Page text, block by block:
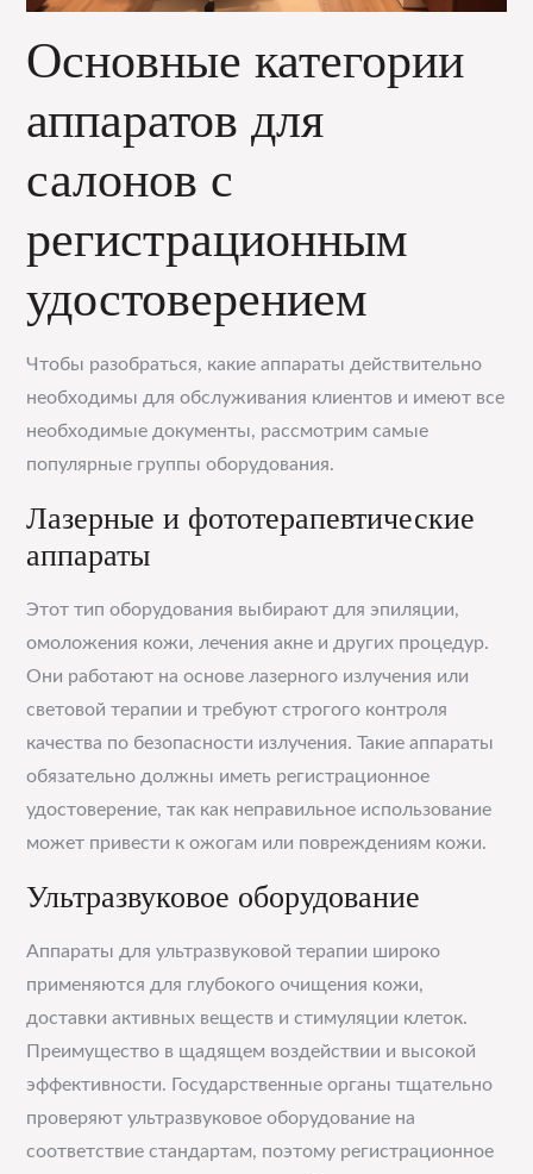
Основные категории
аппаратов для
салонов с
регистрационным
удостоверением
Чтобы разобраться, какие аппараты действительно
необходимы для обслуживания клиентов и имеют все
необходимые документы, рассмотрим самые
популярные группы оборудования.
Лазерные и фототерапевтические
аппараты
Этот тип оборудования выбирают для эпиляции,
омоложения кожи, лечения акне и других процедур.
Они работают на основе лазерного излучения или
световой терапии и требуют строгого контроля
качества по безопасности излучения. Такие аппараты
обязательно должны иметь регистрационное
удостоверение, так как неправильное использование
может привести к ожогам или повреждениям кожи.
Ультразвуковое оборудование
Аппараты для ультразвуковой терапии широко
применяются для глубокого очищения кожи,
доставки активных веществ и стимуляции клеток.
Преимущество в щадящем воздействии и высокой
эффективности. Государственные органы тщательно
проверяют ультразвуковое оборудование на
соответствие стандартам, поэтому регистрационное